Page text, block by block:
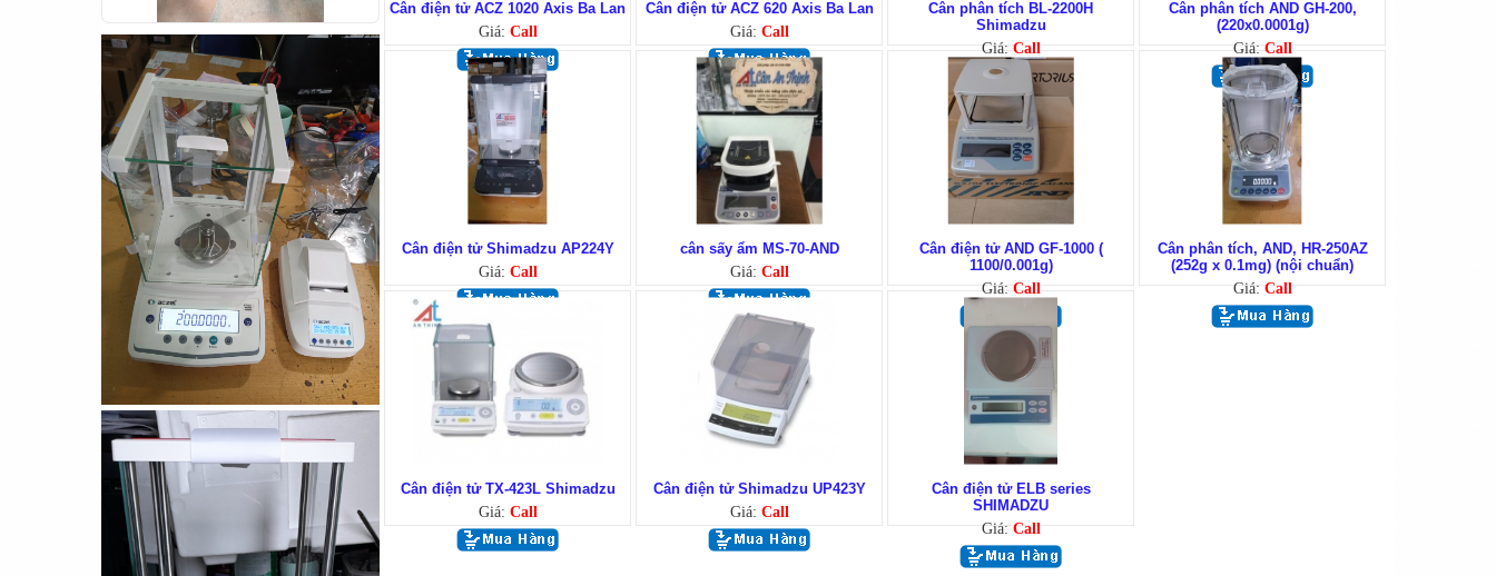
Cân bàn điện tử DI-28SS
Cân điện tử GS3201N
(3200g/0.1g)
Cân điện tử ACZ 1020 Axis Ba Lan
Giá: Call
Cân điện tử ACZ 620 Axis Ba Lan
Giá: Call
Cân phân tích BL-2200H
Shimadzu
Giá: Call
Cân phân tích AND GH-200,
(220x0.0001g)
Giá: Call
Cân điện tử Shimadzu AP224Y
Giá: Call
cân sấy ẩm MS-70-AND
Giá: Call
Cân điện tử AND GF-1000 (
1100/0.001g)
Giá: Call
Cân phân tích, AND, HR-250AZ
(252g x 0.1mg) (nội chuẩn)
Giá: Call
Cân điện tử TX-423L Shimadzu
Giá: Call
Cân điện tử Shimadzu UP423Y
Giá: Call
Cân điện tử ELB series
SHIMADZU
Giá: Call